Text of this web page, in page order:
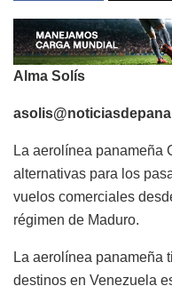
Alma Solís
La aerolínea panameña
alternativas para los
vuelos comerciales
régimen de Maduro.
La aerolínea panameña
destinos en Venezuela